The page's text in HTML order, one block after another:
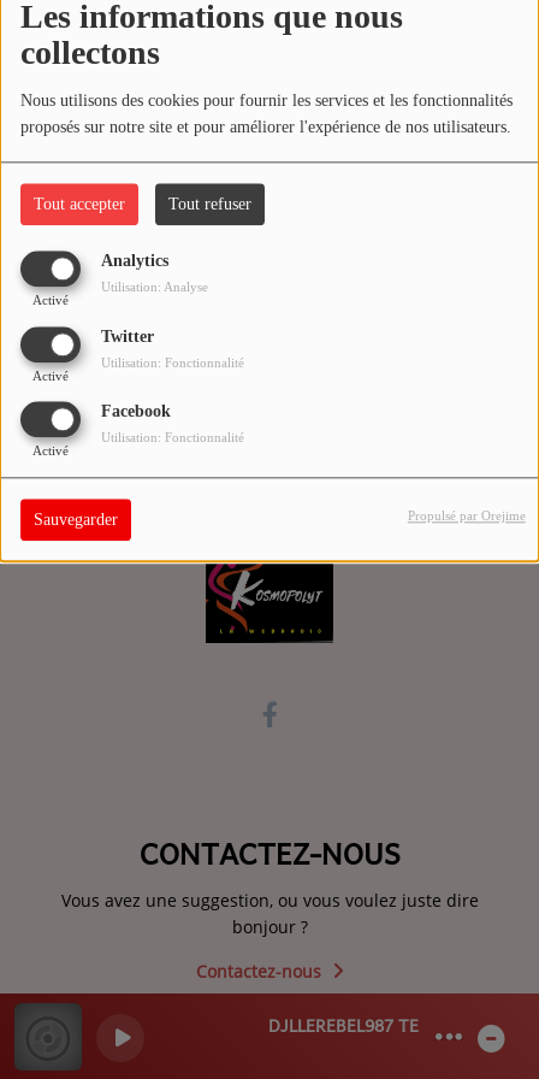
Les informations que nous
collectons
Nous utilisons des cookies pour fournir les services et les fonctionnalités
proposés sur notre site et pour améliorer l'expérience de nos utilisateurs.
Tout accepter Tout refuser
Analytics
Activé
Utilisation: Analyse
Twitter
Activé
Utilisation: Fonctionnalité
Facebook
Activé
Utilisation: Fonctionnalité
Sauvegarder Propulsé par Orejime
DJLLEREBEL987 TE HERE NO
ARTISTES
TITRES DIFFUSÉS
Médias
PHOTOS
PODCASTS
VIDÉOS
Participez
DÉDICACES
JEUX CONCOURS
0 0
Découvrez Doubout Collectif
Commentaires(0)
Connectez-vous pour commenter cet article
CONTACTEZ-NOUS
Vous avez une suggestion, ou vous voulez juste dire
bonjour ?
Contactez-nous